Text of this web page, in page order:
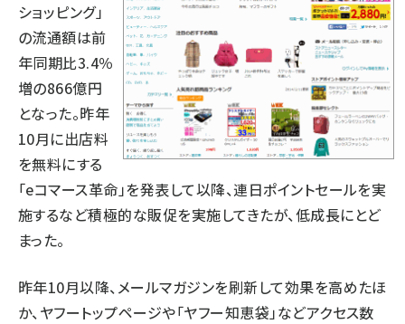
ショッピング」
の流通額は前
年同期比3.4％
増の866億円
となった。昨年
10月に出店料
を無料にする
「eコマース革命」を発表して以降、連日ポイントセールを実
施するなど積極的な販促を実施してきたが、低成長にとど
まった。
昨年10月以降、メールマガジンを刷新して効果を高めたほ
か、ヤフートップページや「ヤフー知恵袋」などアクセス数